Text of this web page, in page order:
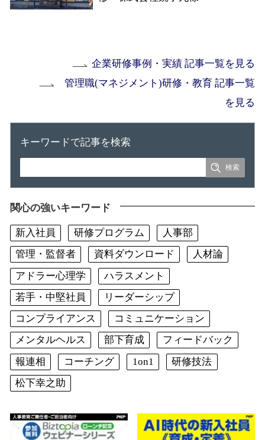
企業研修事例・実績 記事一覧を見る
管理職(マネジメント)研修・教育 記事一覧
を見る
キーワードで記事を検索
関心の強いキーワード
新入社員 研修プログラム
人事部
管理・監督者
資料ダウンロード
人材論
アドラー心理学
ハラスメント
若手・中堅社員
リーダーシップ
コンプライアンス
コミュニケーション
メンタルヘルス
部下育成
フィードバック
報連相
コーチング 1on1
研修技法
松下幸之助